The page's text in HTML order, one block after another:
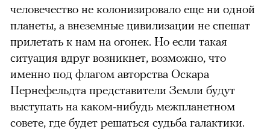
человечество не колонизировало еще ни одной
планеты, а внеземные цивилизации не спешат
прилетать к нам на огонек. Но если такая
ситуация вдруг возникнет, возможно, что
именно под флагом авторства Оскара
Пернефельдта представители Земли будут
выступать на каком-нибудь межпланетном
совете, где будет решаться судьба галактики.